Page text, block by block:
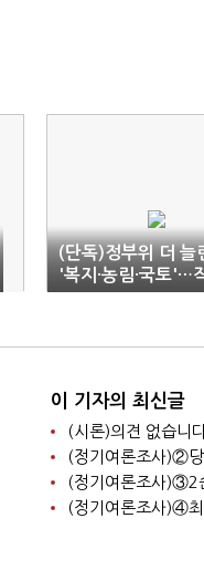
(단독)정부위 더 늘
'복지·농림·국토'…
정부 '역행'
이 기자의 최신글
(시론)의견 없습니
(정기여론조사)②